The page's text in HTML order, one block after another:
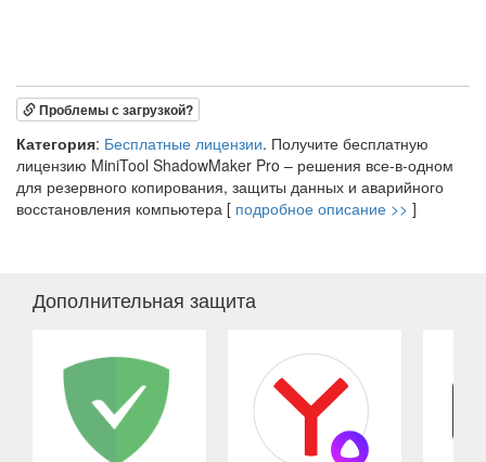
Проблемы с загрузкой?
Категория: Бесплатные лицензии. Получите бесплатную
лицензию MiniTool ShadowMaker Pro – решения все-в-одном
для резервного копирования, защиты данных и аварийного
восстановления компьютера [ подробное описание >> ]
Дополнительная защита